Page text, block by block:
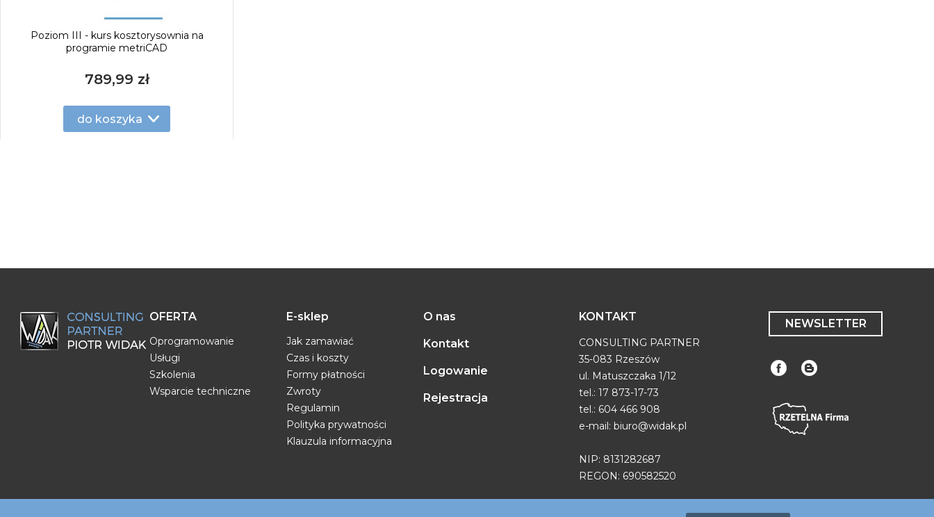
Poziom III - kurs kosztorysownia na
programie metriCAD
789,99 zł
do koszyka
OFERTA
Oprogramowanie
Usługi
Szkolenia
Wsparcie techniczne
E-sklep
Jak zamawiać
Czas i koszty
Formy płatności
Zwroty
Regulamin
Polityka prywatności
Klauzula informacyjna
O nas
Kontakt
Logowanie
Rejestracja
KONTAKT
CONSULTING PARTNER
35-083 Rzeszów
ul. Matuszczaka 1/12
tel.: 17 873-17-73
tel.: 604 466 908
e-mail: biuro@widak.pl
NIP: 8131282687
REGON: 690582520
NEWSLETTER